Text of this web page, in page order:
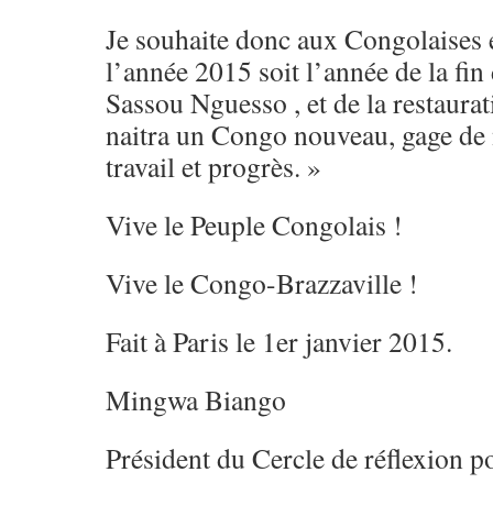
Je souhaite donc aux
l’année 2015 soit l’année de la
Sassou Nguesso , et de la
naitra un Congo nouveau, gage
travail et progrès. »
Vive le Peuple Congolais !
Vive le Congo-Brazzaville !
Fait à Paris le 1er janvier 2015.
Mingwa Biango
Président du Cercle de réflexion